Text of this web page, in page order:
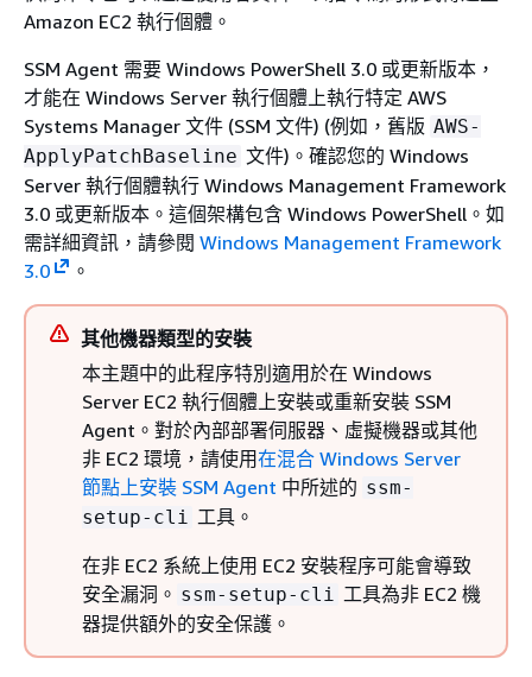
Amazon EC2 執行個體。
SSM Agent 需要 Windows PowerShell 3.0 或更新版本，
才能在 Windows Server 執行個體上執行特定 AWS
Systems Manager 文件 (SSM 文件) (例如，舊版 AWS-
ApplyPatchBaseline 文件)。確認您的 Windows
Server 執行個體執行 Windows Management Framework
3.0 或更新版本。這個架構包含 Windows PowerShell。如
需詳細資訊，請參閱 Windows Management Framework
3.0
。
其他機器類型的安裝
本主題中的此程序特別適用於在 Windows
Server EC2 執行個體上安裝或重新安裝 SSM
Agent。對於內部部署伺服器、虛擬機器或其他
非 EC2 環境，請使用在混合 Windows Server
節點上安裝 SSM Agent 中所述的 ssm-
setup-cli
工具。
在非 EC2 系統上使用 EC2 安裝程序可能會導致
安全漏洞。 ssm-setup-cli
工具為非 EC2 機
器提供額外的安全保護。